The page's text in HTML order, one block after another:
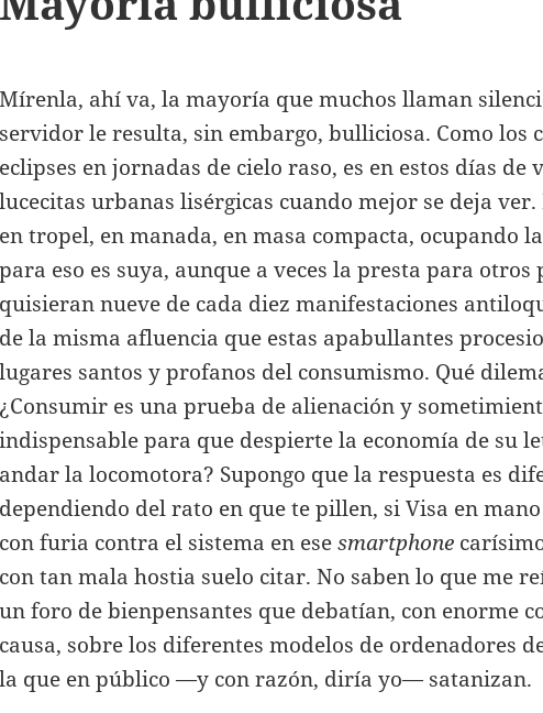
Mírenla, ahí va, la mayoría que muchos llaman
servidor le resulta, sin embargo, bulliciosa. Como los
eclipses en jornadas de cielo raso, es en estos días de
lucecitas urbanas lisérgicas cuando mejor se deja ver.
en tropel, en manada, en masa compacta, ocupando
para eso es suya, aunque a veces la presta para otros
quisieran nueve de cada diez manifestaciones
de la misma afluencia que estas apabullantes
lugares santos y profanos del consumismo. Qué
¿Consumir es una prueba de alienación y
indispensable para que despierte la economía de su
andar la locomotora? Supongo que la respuesta es
dependiendo del rato en que te pillen, si Visa en
con furia contra el sistema en esesmartphone
con tan mala hostia suelo citar. No saben lo que me
un foro de bienpensantes que debatían, con enorme
causa, sobre los diferentes modelos de ordenadores
la que en público —y con razón, diría yo— satanizan.